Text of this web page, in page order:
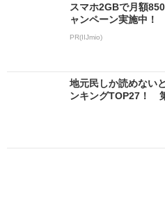
スマホ2GBで月額
ャンペーン実施中！
PR(IIJmio)
地元民しか読めない
ンキングTOP27！